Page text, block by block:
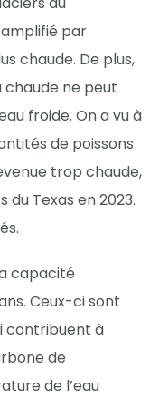
par
chaude. De plus,
chaude ne peut
froide. On a vu à
de poissons
trop chaude,
Texas en 2023.
capacité
Ceux-ci sont
contribuent à
de
de l’eau